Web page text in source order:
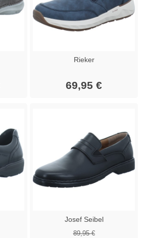
Rieker
69,95 €
Josef Seibel
89,95 €